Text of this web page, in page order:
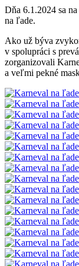
Dňa 6.1.2024 sa
na ľade.
Ako už býva
v spolupráci s
zorganizovali
a veľmi pekné